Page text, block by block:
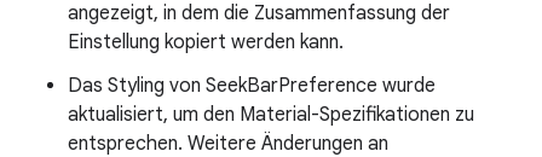
angezeigt, in dem die Zusammenfassung der
Einstellung kopiert werden kann.
Das Styling von SeekBarPreference wurde
aktualisiert, um den Material-Spezifikationen zu
entsprechen. Weitere Änderungen an